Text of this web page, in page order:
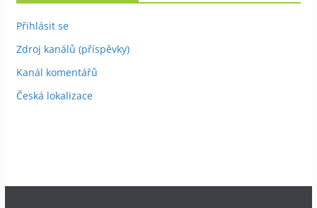
Přihlásit se
Zdroj kanálů (příspěvky)
Kanál komentářů
Česká lokalizace